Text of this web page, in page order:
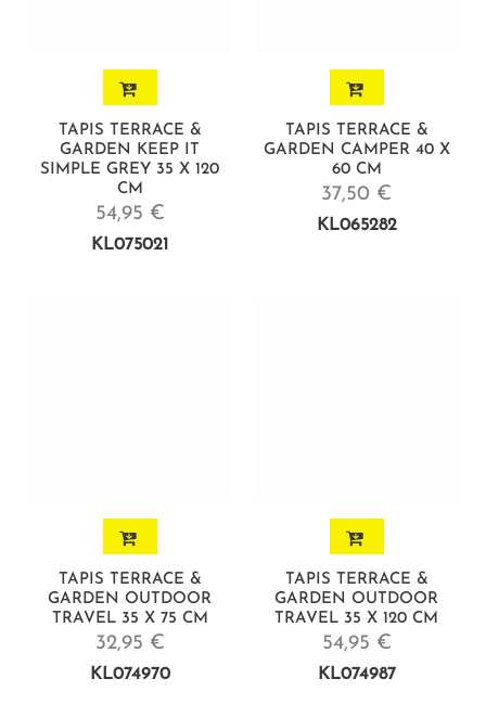
TAPIS TERRACE &
GARDEN KEEP IT
SIMPLE GREY 35 X 120
CM
54,95 €
KL075021
TAPIS TERRACE &
GARDEN CAMPER 40 X
60 CM
37,50 €
KL065282
TAPIS TERRACE &
GARDEN OUTDOOR
TRAVEL 35 X 75 CM
32,95 €
KL074970
TAPIS TERRACE &
GARDEN OUTDOOR
TRAVEL 35 X 120 CM
54,95 €
KL074987